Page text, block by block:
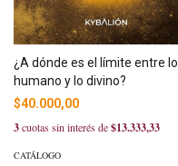
¿A dónde es el límite entre lo
humano y lo divino?
$40.000,00
3cuotas sin interés de$13.333,33
CATÁLOGO